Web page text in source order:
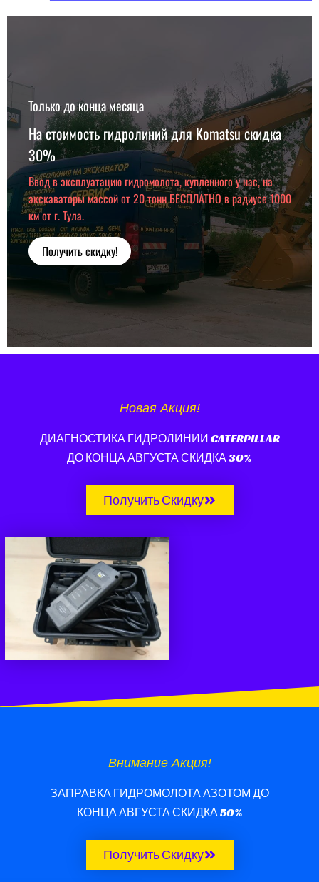
Только до конца месяца
На стоимость гидролиний для Komatsu скидка
30%
Ввод в эксплуатацию гидромолота, купленного у нас, на
экскаваторы массой от 20 тонн БЕСПЛАТНО в радиусе 1000
км от г. Тула.
Получить скидку!
Новая Акция!
ДИАГНОСТИКА ГИДРОЛИНИИ CATERPILLAR
ДО КОНЦА АВГУСТА СКИДКА 30%
Получить Скидку
Внимание Акция!
ЗАПРАВКА ГИДРОМОЛОТА АЗОТОМ ДО
КОНЦА АВГУСТА СКИДКА 50%
Получить Скидку